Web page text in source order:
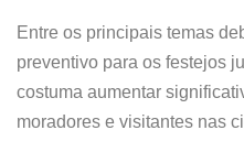
Entre os principais temas
preventivo para os festejos
costuma aumentar
moradores e visitantes nas